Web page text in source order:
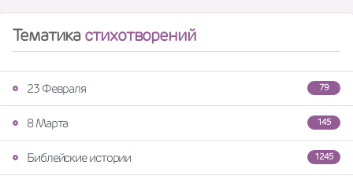
Тематикастихотворений
79
23 Февраля
145
8 Марта
1245
Библейские истории